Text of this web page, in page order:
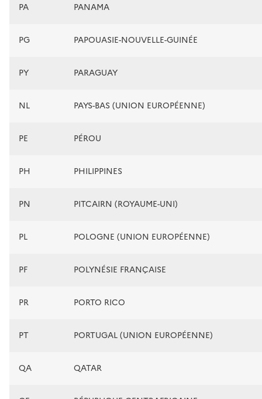
PA PANAMA
PG PAPOUASIE-NOUVELLE-GUINÉE
PY PARAGUAY
NL PAYS-BAS (UNION EUROPÉENNE)
PE PÉROU
PH PHILIPPINES
PN PITCAIRN (ROYAUME-UNI)
PL POLOGNE (UNION EUROPÉENNE)
PF POLYNÉSIE FRANÇAISE
PR PORTO RICO
PT PORTUGAL (UNION EUROPÉENNE)
QA QATAR